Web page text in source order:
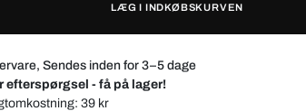
LÆG I INDKØBSKURVEN
Sendes inden for 3–5 dage
efterspørgsel - få på lager!
39 kr